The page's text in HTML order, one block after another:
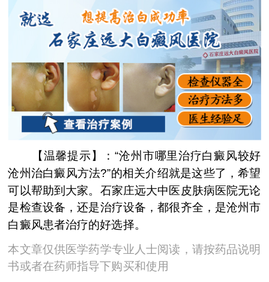
【温馨提示】：“沧州市哪里治疗白癜风较好
沧州治白癜风方法?”的相关介绍就是这些了，希望
可以帮助到大家。石家庄远大中医皮肤病医院无论
是检查设备，还是治疗设备，都很齐全，是沧州市
白癜风患者治疗的好选择。
本文章仅供医学药学专业人士阅读，请按药品说明
书或者在药师指导下购买和使用